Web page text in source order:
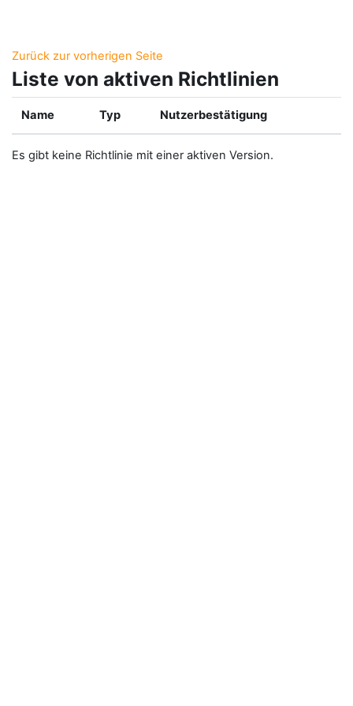
Zurück zur vorherigen Seite
Liste von aktiven Richtlinien
Name Typ Nutzerbestätigung
Es gibt keine Richtlinie mit einer aktiven Version.